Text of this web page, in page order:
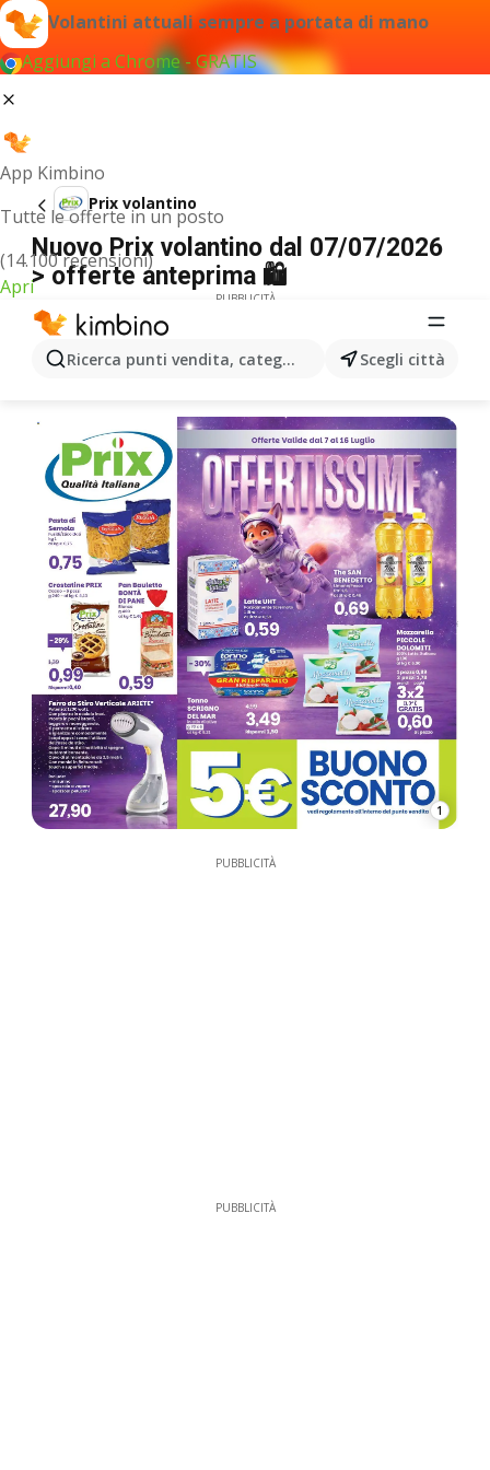
Volantini attuali sempre a portata di mano
Aggiungi a Chrome - GRATIS
App Kimbino
Tutte le offerte in un posto
(14.100 recensioni)
Apri
Ricerca punti vendita, categorie, prodotti...Scegli città
Prix volantino
Nuovo Prix volantino dal 07/07/2026
> offerte anteprima 🛍️
PUBBLICITÀ
1
PUBBLICITÀ
PUBBLICITÀ